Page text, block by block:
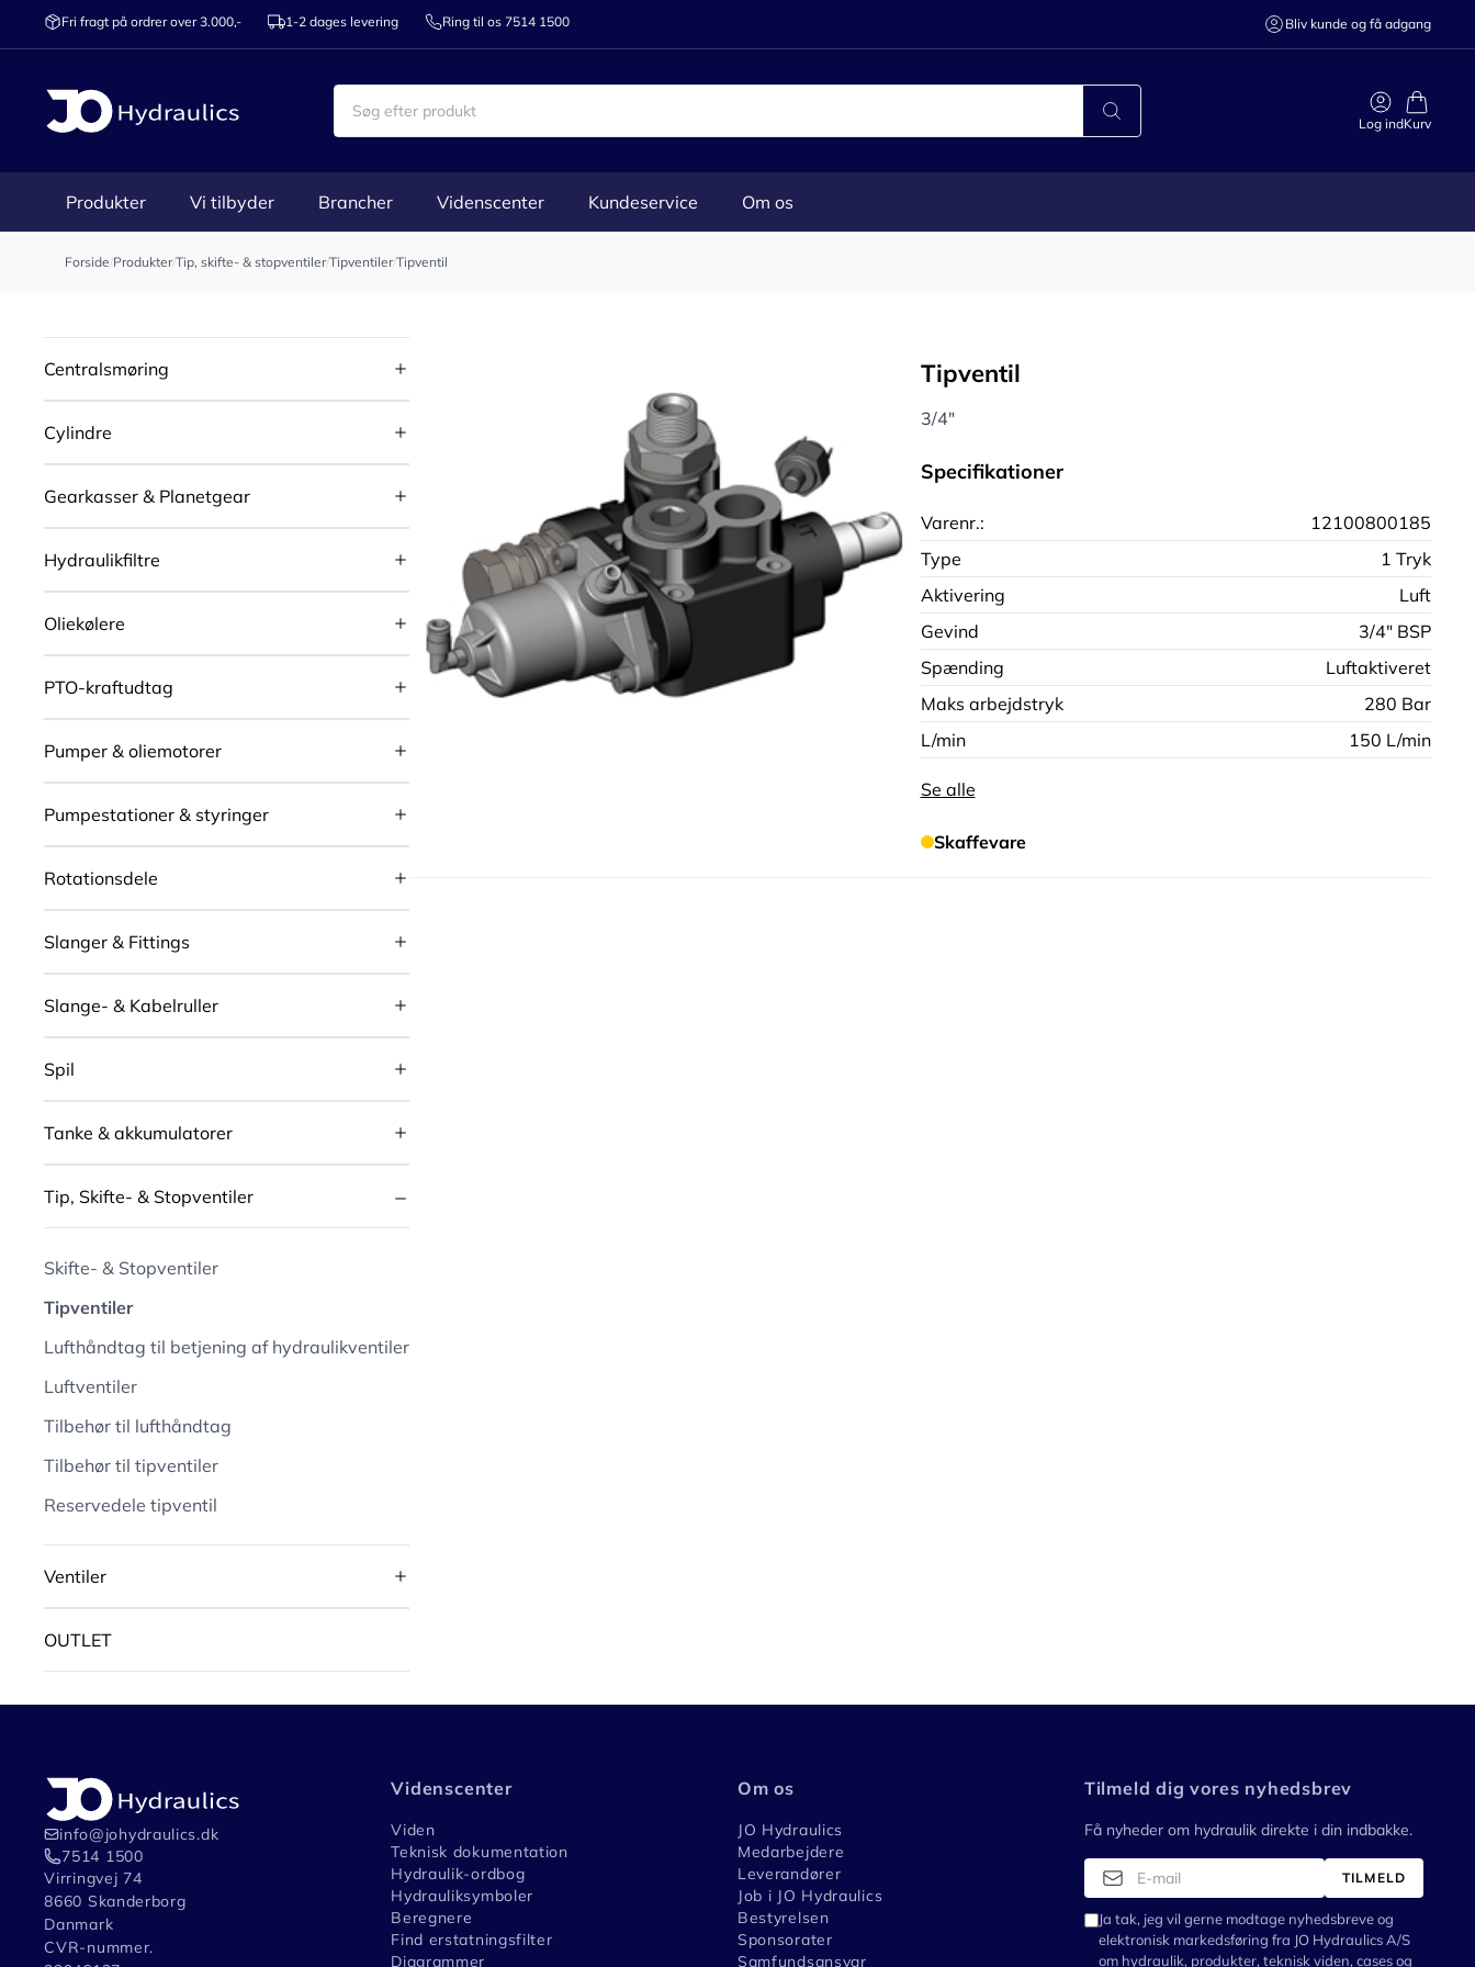
Fri fragt på ordrer over 3.000,- 1-2 dages levering Ring til os 7514 1500 Bliv kunde og få adgang
Log indKurv
Produkter Vi tilbyder Brancher Videnscenter Kundeservice Om os
Forside/Produkter/Tip, skifte- & stopventiler/Tipventiler/Tipventil
Centralsmøring
Cylindre
Gearkasser & Planetgear
Hydraulikfiltre
Oliekølere
PTO-kraftudtag
Pumper & oliemotorer
Pumpestationer & styringer
Rotationsdele
Slanger & Fittings
Slange- & Kabelruller
Spil
Tanke & akkumulatorer
Tip, Skifte- & Stopventiler
Skifte- & Stopventiler
Tipventiler
Lufthåndtag til betjening af hydraulikventiler
Luftventiler
Tilbehør til lufthåndtag
Tilbehør til tipventiler
Reservedele tipventil
Ventiler
OUTLET
Tipventil
3/4"
Specifikationer
Varenr.:
12100800185
Type
1 Tryk
Aktivering
Luft
Gevind
3/4" BSP
Spænding
Luftaktiveret
Maks arbejdstryk
280 Bar
L/min
150 L/min
Se alle
Skaffevare
info@johydraulics.dk
7514 1500
Virringvej 74
8660 Skanderborg
Danmark
CVR-nummer.
Videnscenter
Viden
Teknisk dokumentation
Hydraulik-ordbog
Hydrauliksymboler
Beregnere
Find erstatningsfilter
Diagrammer
Om os
JO Hydraulics
Medarbejdere
Leverandører
Job i JO Hydraulics
Bestyrelsen
Sponsorater
Samfundsansvar
Tilmeld dig vores nyhedsbrev
Få nyheder om hydraulik direkte i din indbakke.
TILMELD
Ja tak, jeg vil gerne modtage nyhedsbreve og
elektronisk markedsføring fra JO Hydraulics A/S
om hydraulik, produkter, teknisk viden, cases og